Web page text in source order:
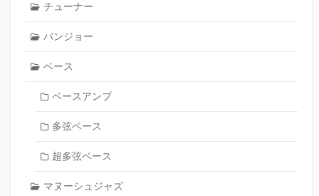
チューナー
バンジョー
ベース
ベースアンプ
多弦ベース
超多弦ベース
マヌーシュジャズ